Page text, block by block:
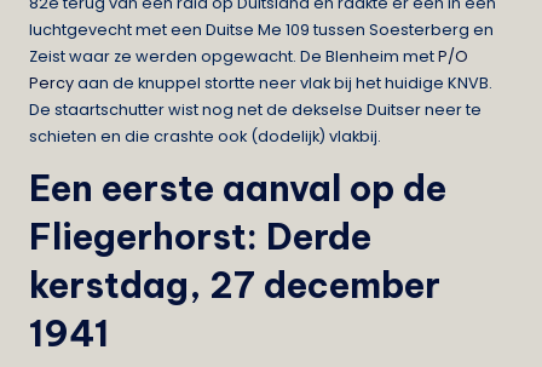
luchtgevecht met een Duitse Me 109 tussen Soesterberg en
Zeist waar ze werden opgewacht. De Blenheim metP/O
Percyaan de knuppel stortte neer vlak bij het huidige KNVB.
De staartschutter wist nog net de dekselse Duitser neer te
schieten en die crashte ook (dodelijk) vlakbij.
Een eerste aanval op de
Fliegerhorst: Derde
kerstdag, 27 december
1941